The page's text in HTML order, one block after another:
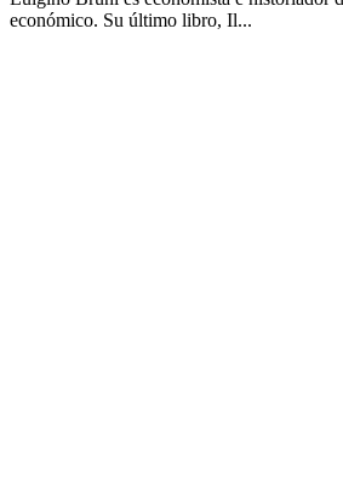
económico. Su último libro, Il...